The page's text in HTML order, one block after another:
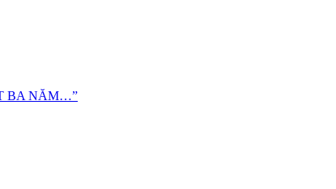
BA NĂM…”